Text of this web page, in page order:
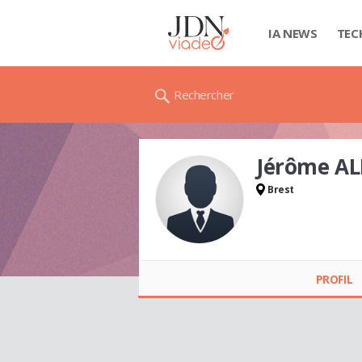
IA NEWS
Rechercher
Jérôme
Brest
PROFIL